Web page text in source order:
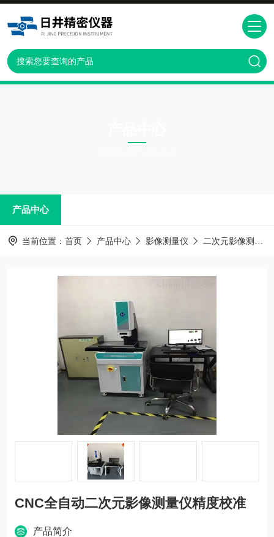
产品中心
当前位置： 首页 产品中心 影像测量仪 二次元影像测量仪
CNC全自动二次元影像测量仪精度校准
产品简介